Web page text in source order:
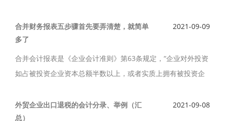
的存货成本允许税前扣除。
合并财务报表五步骤首先要弄清楚，就简单
多了
2021-09-09
合并会计报表是《企业会计准则》第63条规定，“企业对外投资
如占被投资企业资本总额半数以上，或者实质上拥有被投资企
几步？合并财务报表五步骤首先要弄清楚，就简单多了。
外贸企业出口退税的会计分录、举例（汇
总）
2021-09-08